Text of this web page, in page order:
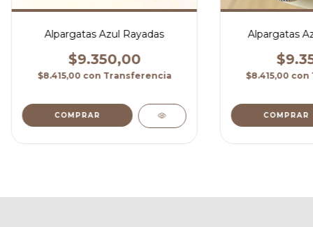
Alpargatas Azul Rayadas
$9.350,00
$8.415,00 con Transferencia
COMPRAR
Alpargatas
$8.415,00 con
COMPRAR